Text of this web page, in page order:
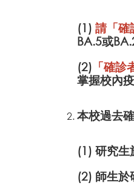
(1) 請「確
BA.5或
(2) 「確
掌握校內
本校過去
(1) 研究生
(2) 師生於